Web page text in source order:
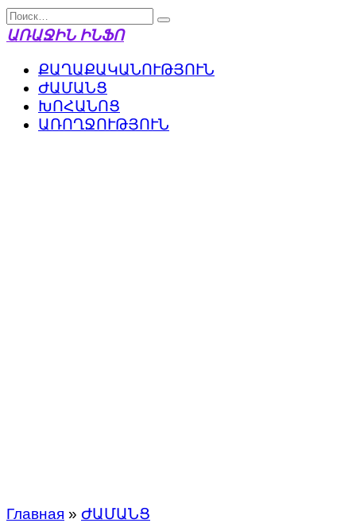
Перейти
к
Search
for:
ԱՌԱՋԻՆ ԻՆՖՈ
ՔԱՂԱՔԱԿԱՆՈՒԹՅՈՒՆ
ԺԱՄԱՆՑ
ԽՈՀԱՆՈՑ
ԱՌՈՂՋՈՒԹՅՈՒՆ
Главная » ԺԱՄԱՆՑ